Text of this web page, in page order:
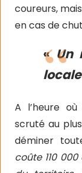
coureurs,
en cas de
« Un
locale
A l’heure
scruté au
déminer
coûte 110